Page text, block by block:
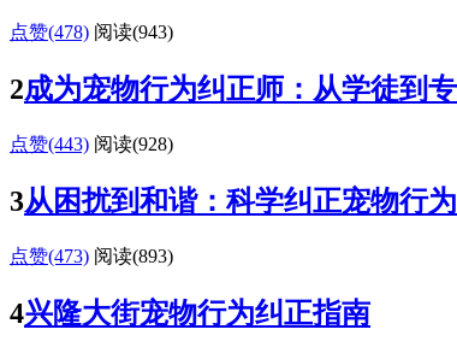
点赞(478) 阅读(943)
2成为宠物行为纠正师：从学徒到
点赞(443) 阅读(928)
3从困扰到和谐：科学纠正宠物行
点赞(473) 阅读(893)
4兴隆大街宠物行为纠正指南